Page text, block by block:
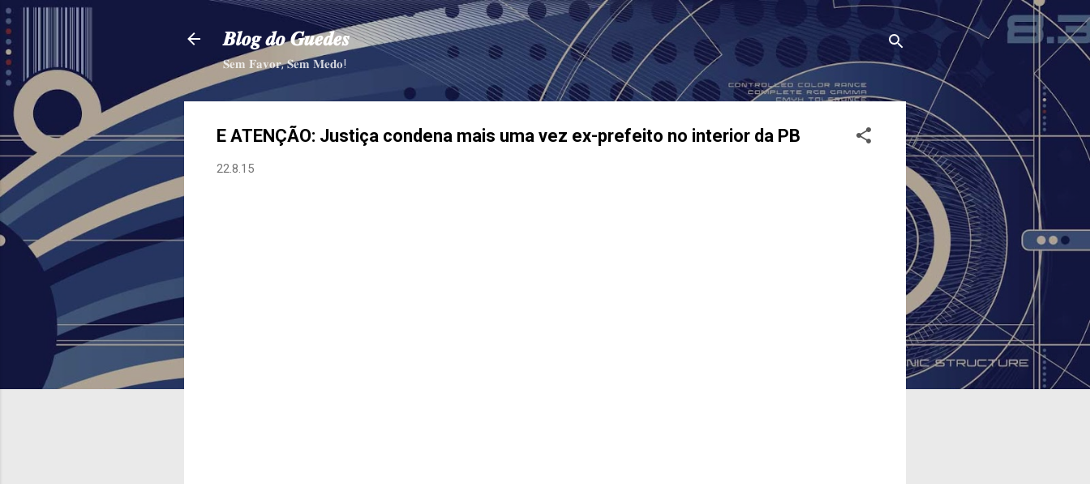
Pular para o conteúdo principal
𝑩𝒍𝒐𝒈 𝒅𝒐 𝑮𝒖𝒆𝒅𝒆𝒔
𝐒𝐞𝐦 𝐅𝐚𝐯𝐨𝐫, 𝐒𝐞𝐦 𝐌𝐞𝐝𝐨!
E ATENÇÃO: Justiça condena mais uma vez ex-prefeito no interior da PB
22.8.15